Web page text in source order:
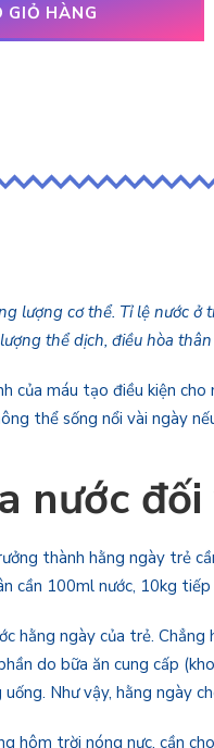
GIỎ HÀNG
lượng cơ thể. Tỉ lệ nước ở
thể dịch, điều hòa
của máu tạo điều kiện
thể sống nổi vài ngày
nước
thành hằng ngày trẻ
cần 100ml nước, 10kg
hằng ngày của trẻ.
do bữa ăn cung cấp
Như vậy, hằng ngày
hôm trời nóng nực, cần